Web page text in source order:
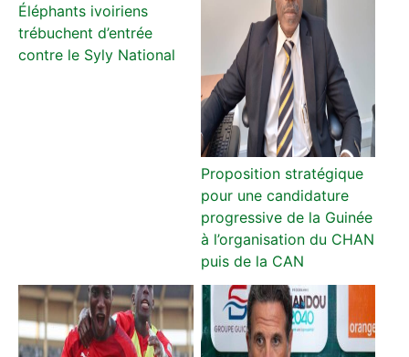
Éléphants ivoiriens
trébuchent d’entrée
contre le Syly National
Proposition stratégique
pour une candidature
progressive de la Guinée
à l’organisation du CHAN
puis de la CAN